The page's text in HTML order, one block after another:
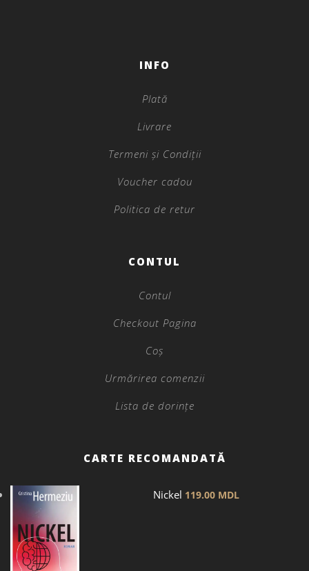
INFO
Plată
Livrare
Termeni și Condiții
Voucher cadou
Politica de retur
CONTUL
Contul
Checkout Pagina
Coș
Urmărirea comenzii
Lista de dorințe
CARTE RECOMANDATĂ
Nickel 119.00 MDL